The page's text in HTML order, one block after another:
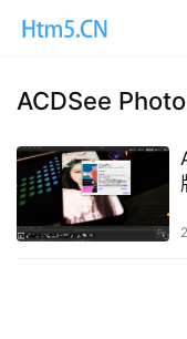
ACDSee